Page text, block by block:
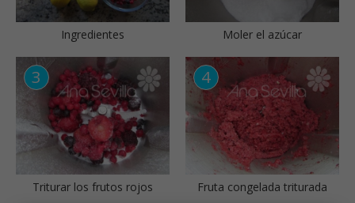
Ingredientes Moler el azúcar
Triturar los frutos rojos Fruta congelada triturada